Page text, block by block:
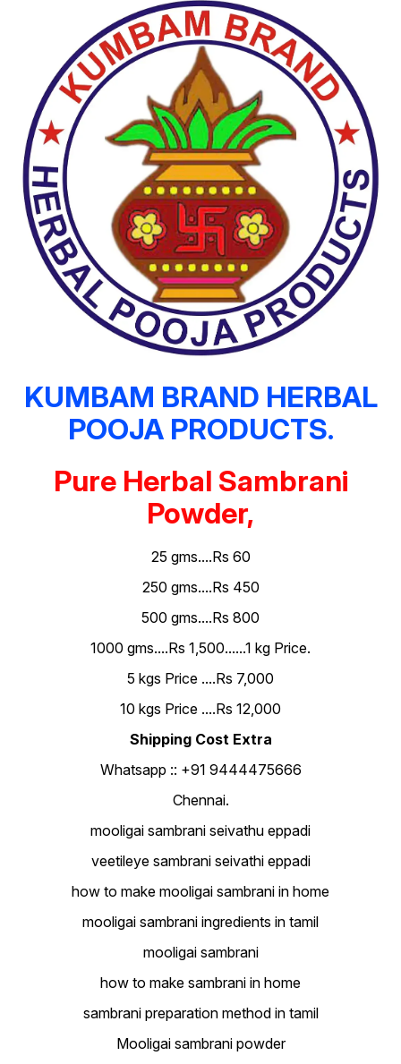
KUMBAM BRAND HERBAL
POOJA PRODUCTS.
Pure Herbal Sambrani
Powder,
25 gms....Rs 60
250 gms....Rs 450
500 gms....Rs 800
1000 gms....Rs 1,500......1 kg Price.
5 kgs Price ....Rs 7,000
10 kgs Price ....Rs 12,000
Shipping Cost Extra
Whatsapp :: +91 9444475666
Chennai.
mooligai sambrani seivathu eppadi
veetileye sambrani seivathi eppadi
how to make mooligai sambrani in home
mooligai sambrani ingredients in tamil
mooligai sambrani
how to make sambrani in home
sambrani preparation method in tamil
Mooligai sambrani powder